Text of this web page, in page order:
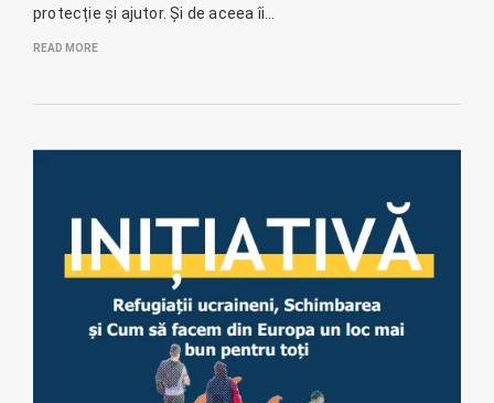
protecție și ajutor. Și de aceea îi…
READ MORE